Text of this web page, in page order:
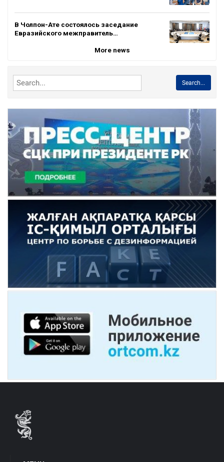
В Чолпон-Ате состоялось заседание
Евразийского межправитель…
More news
Search...